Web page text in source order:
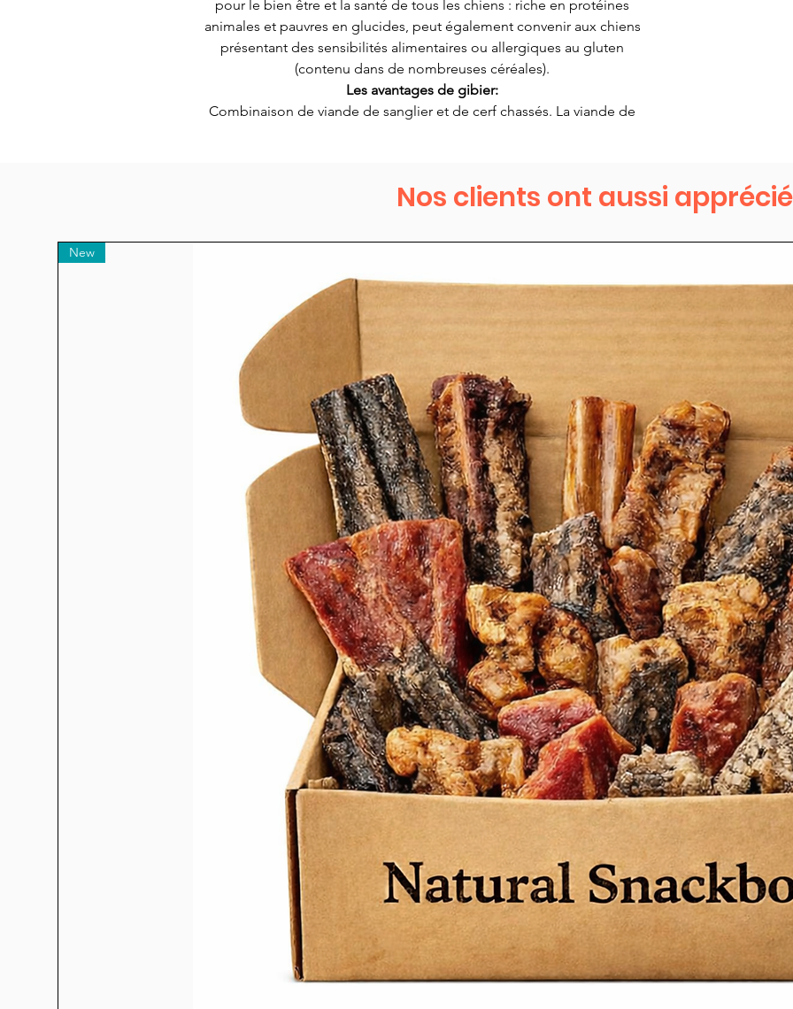
pour le bien être et la santé de tous les chiens : riche en protéines
animales et pauvres en glucides, peut également convenir aux chiens
présentant des sensibilités alimentaires ou allergiques au gluten
(contenu dans de nombreuses céréales).
Les avantages de gibier:
Combinaison de viande de sanglier et de cerf chassés. La viande de
blanches, est une viande très maigre et contient tous les acides
et vitamine B6.
Viande riche en protéines de haute qualité, hypoallergénique, utilisée
pour réduire les risques d’allergies. La viande d’agneau est une
excellente source de nombreux minéraux et vitamines: contient une
grande quantité de zinc qui aide le système immunitaire, du fer pour
le transport de l’oxygène et la formation de globules rouges, du
phosphore pour son rôle essentiel dans le développement et le
maintien de os et les dents, la vitamine B2 qui contribue à un meilleur
métabolisme de l’énergie dans toutes les cellules.
Composition & analyses
Ingrédients:
30% viande fraîche et foie frais de gibier, 20% viande
d’agneau déshydratée, pois, flocons de pommes de terre, protéines
de pommes de terre, graisse de poulet, pulpe de betterave séchée,
3,5 % foie de gibier hydrolysé, mélange de fruits, de légumes et
d’herbes (pulpe de pommes, luzerne, ortie, pissenlit, plantain
lancéolé, fruit d’églantier, chardon marie, extrait d’ananas, racine de
chicorée, extrait de yucca Schidigera), carbonate de calcium,
phosphate de calcium, levure de bière, L-carnitine, fructo-
oligosaccharides, complexe d’ antioxydants naturels, conservateur
naturel (extrait de romarin).
Constituants analytiques:protéine brute 30%, matières grasses brutes
17%, fibres brutes 2.8 %, cendres brutes 7.8%, calcium 1.5 %,
phosphore 1.1%, humidité 10%.
Teneur en additifs/kg:fer 177 mg, cuivre 25 mg, manganèse 38 mg,
zinc 173 mg, sélénium 0.5 mg, iode 3.5 mg.
Vit. A 20,000 UI, vit. D3 1,470 UI, vit. E (RRR alpha tocophérol)
235 mg, niacinamide (vit B3) 73mg, vit. B1 7 mg, vit. B2 12.5 mg, vit. B6
9 mg, vit. B12 165 µg, vit. C 162 mg, calcium pantothénate 27 mg,
acide folique 0.9 mg, biotine 0.72 mg, chlorure de choline 2,150 mg,
L-carnitine 140 mg.
Energie métabolisable:15,48MJ/Kg
Rations
Ration journalière approximative conseillée pour un chien adulte
ayant une activité physique moyenne :
Poids du chien adulte (en kg)Ration journalière (en g)
Nos clients ont aussi apprécié
New